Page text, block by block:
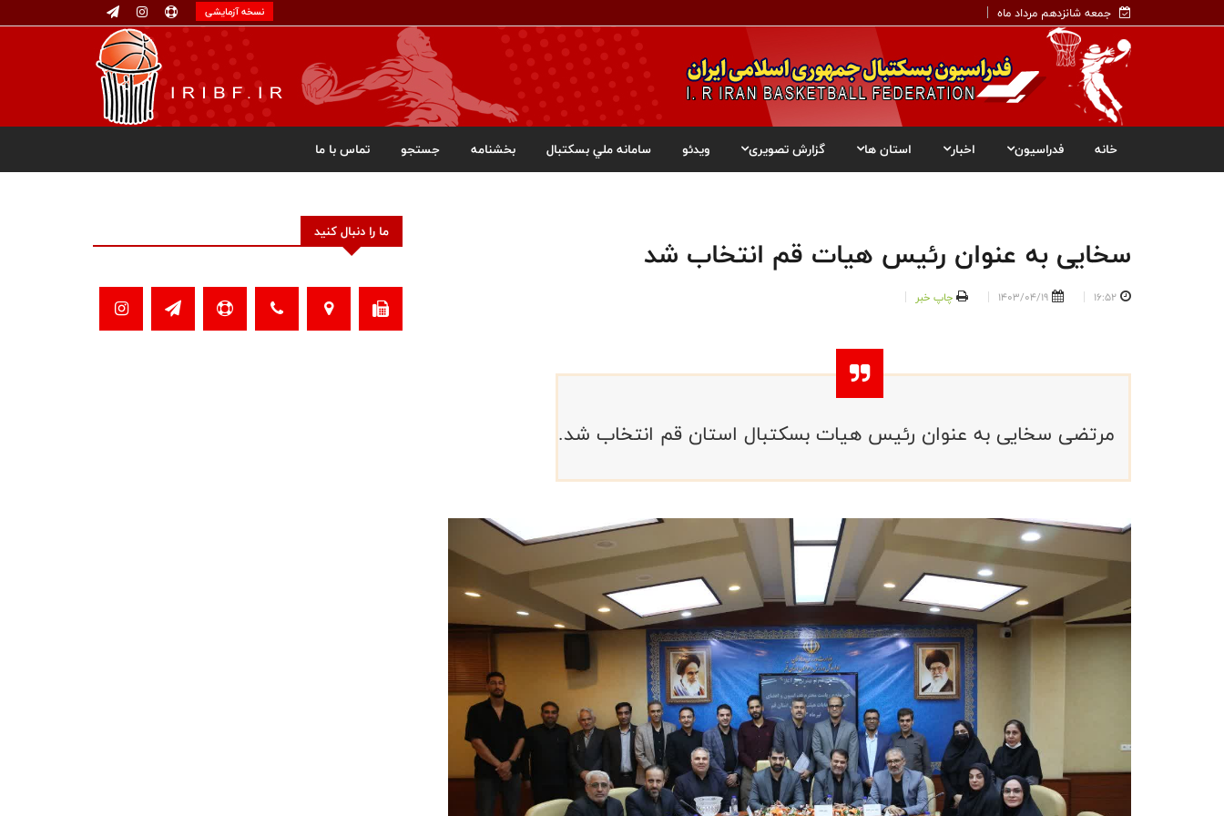
جمعه شانزدهم مرداد ماه نسخه آزمایشی
خانه فدراسیون اخبار استان ها گزارش تصویری ویدئو سامانه ملي بسکتبال بخشنامه جستجو تماس با ما
سخایی به عنوان رئیس هیات قم انتخاب شد
16:52
1403/04/19 چاپ خبر
مرتضی سخایی به عنوان رئیس هیات بسکتبال استان قم انتخاب شد.
ما را دنبال کنید